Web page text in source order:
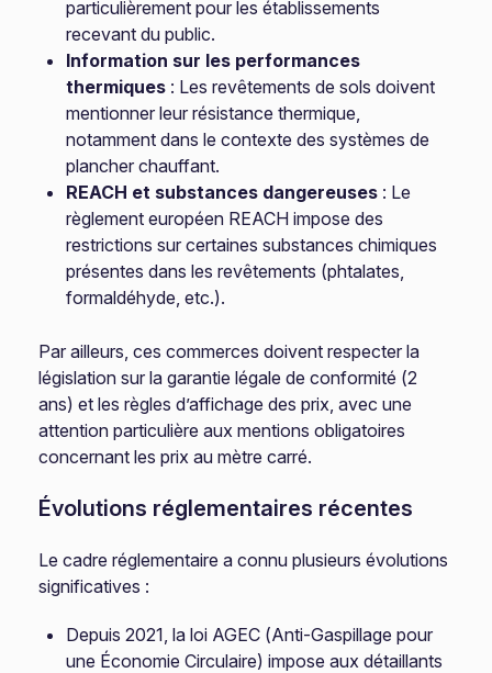
particulièrement pour les établissements
recevant du public.
Information sur les performances
thermiques : Les revêtements de sols doivent
mentionner leur résistance thermique,
notamment dans le contexte des systèmes de
plancher chauffant.
REACH et substances dangereuses : Le
règlement européen REACH impose des
restrictions sur certaines substances chimiques
présentes dans les revêtements (phtalates,
formaldéhyde, etc.).
Par ailleurs, ces commerces doivent respecter la
législation sur la garantie légale de conformité (2
ans) et les règles d’affichage des prix, avec une
attention particulière aux mentions obligatoires
concernant les prix au mètre carré.
Évolutions réglementaires récentes
Le cadre réglementaire a connu plusieurs évolutions
significatives :
Depuis 2021, la loi AGEC (Anti-Gaspillage pour
une Économie Circulaire) impose aux détaillants